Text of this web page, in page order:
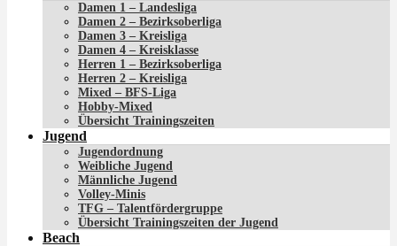
Damen 1 – Landesliga
Damen 2 – Bezirksoberliga
Damen 3 – Kreisliga
Damen 4 – Kreisklasse
Herren 1 – Bezirksoberliga
Herren 2 – Kreisliga
Mixed – BFS-Liga
Hobby-Mixed
Übersicht Trainingszeiten
Jugend
Jugendordnung
Weibliche Jugend
Männliche Jugend
Volley-Minis
TFG – Talentfördergruppe
Übersicht Trainingszeiten der Jugend
Beach